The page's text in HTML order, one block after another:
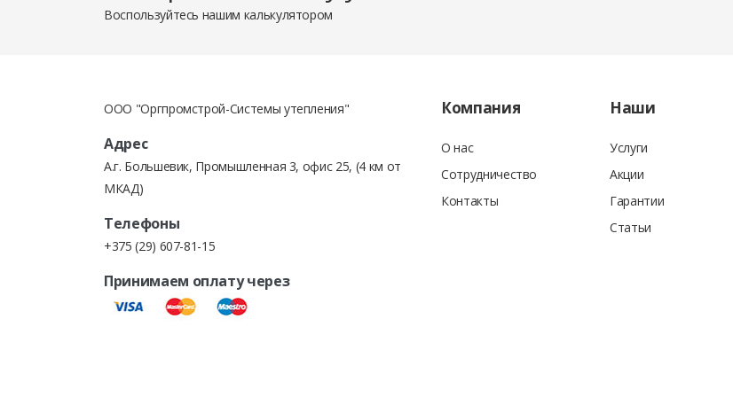
При оплате путем безналичного банковского перевода выдается Товарная или Товарно- транспортная накладная:
Воспользуйтесь нашим калькулятором
ООО "Оргпромстрой-Системы утепления"
Адрес
А.г. Большевик, Промышленная 3, офис 25, (4 км от
МКАД)
Телефоны
+375 (29) 607-81-15
Принимаем оплату через
Компания
О нас
Сотрудничество
Контакты
Наши
Услуги
Акции
Гарантии
Статьи